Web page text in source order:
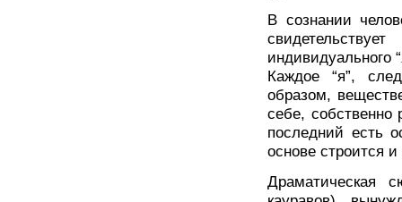
В сознании
индивидуального
Каждое “я”,
образом,
себе, собственно
последний есть
основе строится
Драматическая